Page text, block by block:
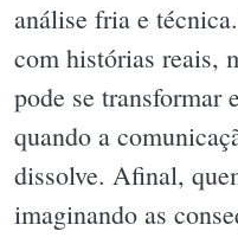
análise fria e
com histórias reais,
pode se transformar
quando a
dissolve. Afinal,
imaginando as